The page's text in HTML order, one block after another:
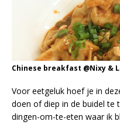
Chinese breakfast @Nixy &
Voor eetgeluk hoef je in
doen of diep in de buidel te
dingen-om-te-eten waar ik